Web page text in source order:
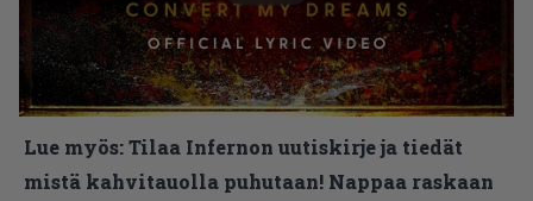
Lue myös:Tilaa Infernon uutiskirje ja tiedät
mistä kahvitauolla puhutaan! Nappaa raskaan